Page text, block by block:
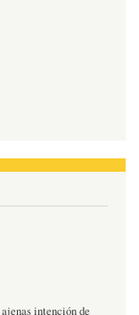
ajenas intención de